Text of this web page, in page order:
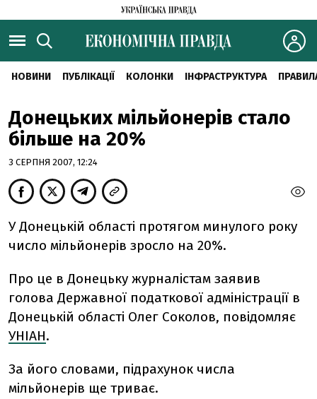
НОВИНИ ПУБЛІКАЦІЇ КОЛОНКИ ІНФРАСТРУКТУРА
Донецьких мільйонерів стало
більше на 20%
3 СЕРПНЯ 2007, 12:24
У Донецькій області протягом минулого року
число мільйонерів зросло на 20%.
Про це в Донецьку журналістам заявив
голова Державної податкової адміністрації в
Донецькій області Олег Соколов, повідомляє
УНІАН.
За його словами, підрахунок числа
мільйонерів ще триває.